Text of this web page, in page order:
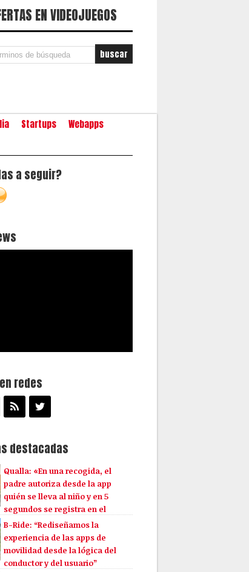
EN VIDEOJUEGOS
Startups
Webapps
a seguir?
redes
destacadas
Qualla: «En una recogida, el
padre autoriza desde la app
quién se lleva al niño y en 5
segundos se registra en el
B-Ride: “Rediseñamos la
experiencia de las apps de
movilidad desde la lógica del
conductor y del usuario”